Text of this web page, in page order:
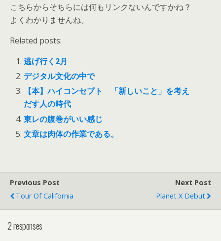
こちらからそちらには何もリンクないんですかね？
よくわかりませんね。
Related posts:
逃げ行く2月
デジタル文化の中で
【本】ハイコンセプト 「新しいこと」を考え
だす人の時代
東レの腹巻がいい感じ
文章は肉体の作業である。
Previous Post
Tour Of California
Next Post
Planet X Debut
2 responses